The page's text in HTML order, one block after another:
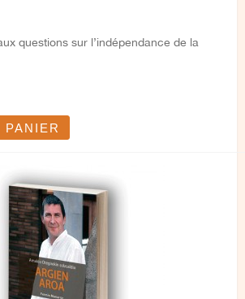
questions sur l’indépendance de la
PANIER